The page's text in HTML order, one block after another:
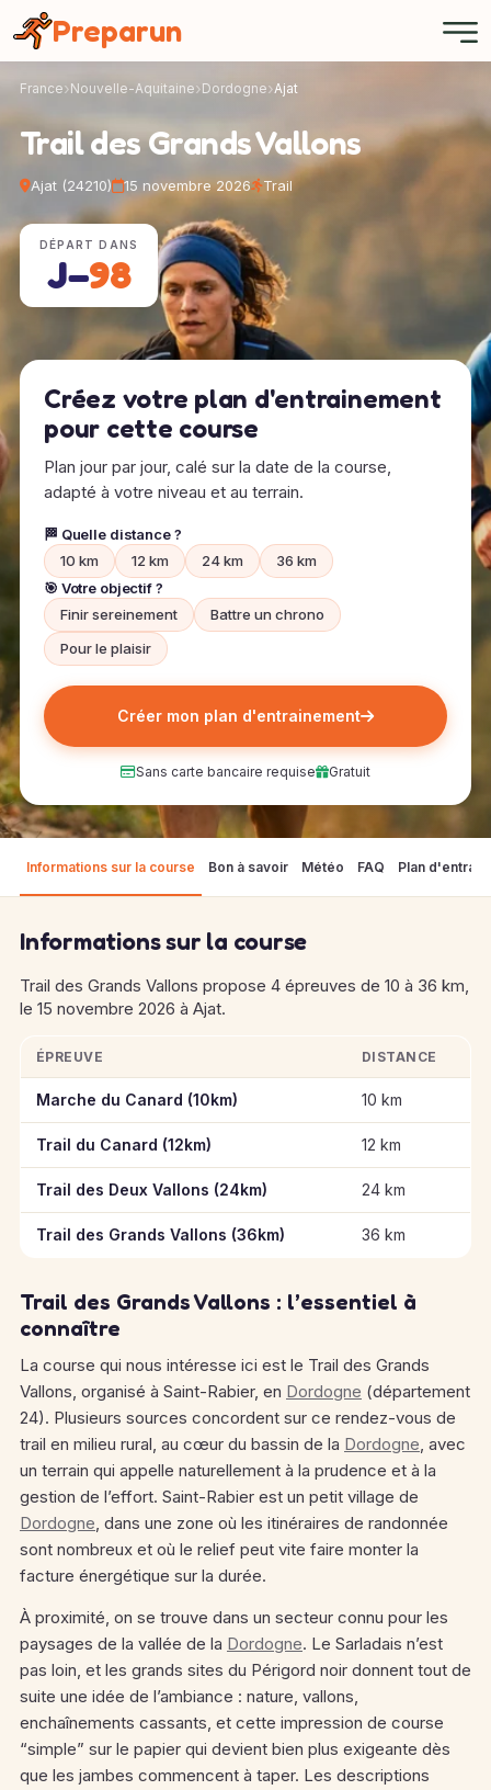
Preparun
France Nouvelle-Aquitaine Dordogne Ajat
Trail des Grands Vallons
Ajat (24210) 15 novembre 2026 Trail
DÉPART DANS
J−98
Créez votre plan d'entrainement
pour cette course
Plan jour par jour, calé sur la date de la course,
adapté à votre niveau et au terrain.
🏁 Quelle distance ?
10 km
12 km 24 km
36 km
🎯 Votre objectif ?
Finir sereinement
Battre un chrono
Pour le plaisir
Créer mon plan d'entrainement
Sans carte bancaire requise Gratuit
Informations sur la course Bon à savoir Météo FAQ Plan
Informations sur la course
Trail des Grands Vallons propose 4 épreuves de 10 à 36 km,
le 15 novembre 2026 à Ajat.
Informations clés des épreuves de Trail des Grands Vallons
ÉPREUVE DISTANCE
Marche du Canard (10km) 10 km
Trail du Canard (12km) 12 km
Trail des Deux Vallons (24km) 24 km
Trail des Grands Vallons (36km) 36 km
Trail des Grands Vallons : l’essentiel à
connaître
La course qui nous intéresse ici est le Trail des Grands
Vallons, organisé à Saint-Rabier, en Dordogne (département
24). Plusieurs sources concordent sur ce rendez-vous de
trail en milieu rural, au cœur du bassin de la Dordogne, avec
un terrain qui appelle naturellement à la prudence et à la
gestion de l’effort. Saint-Rabier est un petit village de
Dordogne, dans une zone où les itinéraires de randonnée
sont nombreux et où le relief peut vite faire monter la
facture énergétique sur la durée.
À proximité, on se trouve dans un secteur connu pour les
paysages de la vallée de la Dordogne. Le Sarladais n’est
pas loin, et les grands sites du Périgord noir donnent tout de
suite une idée de l’ambiance : nature, vallons,
enchaînements cassants, et cette impression de course
“simple” sur le papier qui devient bien plus exigeante dès
que les jambes commencent à taper. Les descriptions
Panneau de gestion des cookies